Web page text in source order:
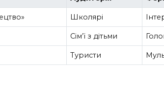
Школярі
Сім’ї з дітьми
Туристи